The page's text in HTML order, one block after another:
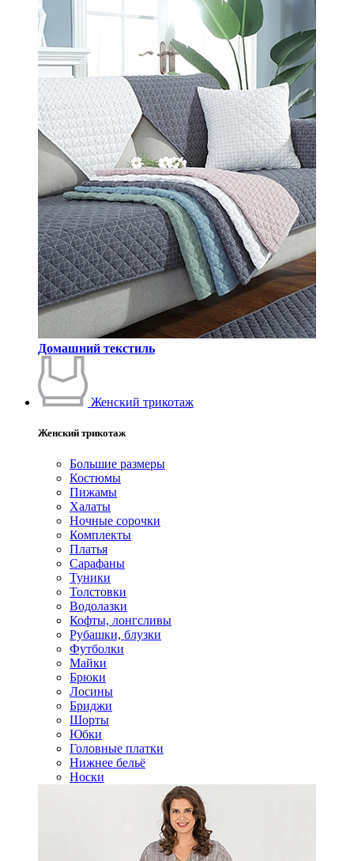
Домашний текстиль
Женский трикотаж
Женский трикотаж
Большие размеры
Костюмы
Пижамы
Халаты
Ночные сорочки
Комплекты
Платья
Сарафаны
Туники
Толстовки
Водолазки
Кофты, лонгсливы
Рубашки, блузки
Футболки
Майки
Брюки
Лосины
Бриджи
Шорты
Юбки
Головные платки
Нижнее бельё
Носки